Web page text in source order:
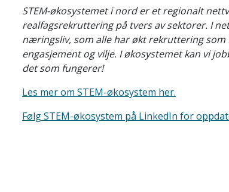
STEM-økosystemet i nord er et regionalt
realfagsrekruttering på tvers av sektorer. I
næringsliv, som alle har økt rekruttering som
engasjement og vilje. I økosystemet kan vi
det som fungerer!
Les mer om STEM-økosystem her.
Følg STEM-økosystem på LinkedIn for